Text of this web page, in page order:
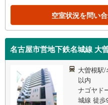
空室状況を問い
名古屋市営地下鉄名城線 大
大曽根駅
以内
ナゴヤド
城線 徒歩